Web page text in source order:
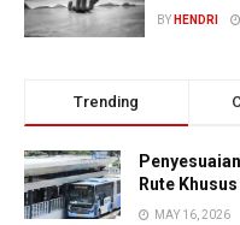
BY HENDRI
Trending
Rute
MAY 16, 2026